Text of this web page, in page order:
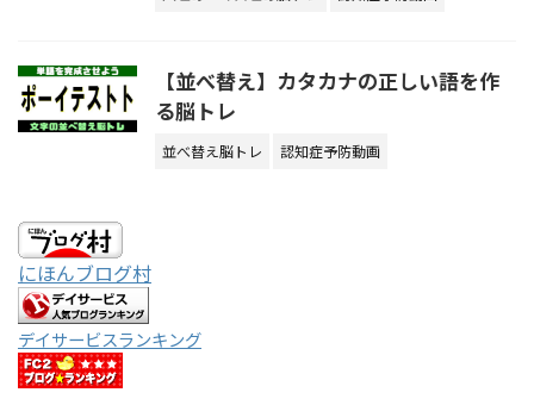
【並べ替え】カタカナの正しい語を作
る脳トレ
並べ替え脳トレ 認知症予防動画
にほんブログ村
デイサービスランキング